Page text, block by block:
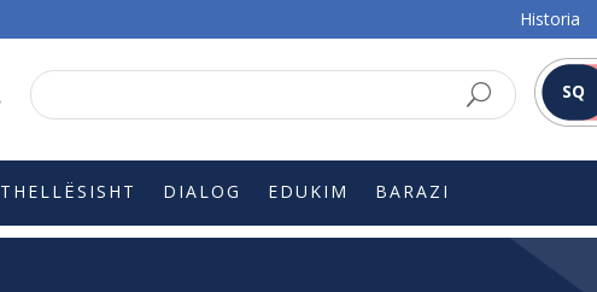
Historia
SQ
THELLËSISHT DIALOG EDUKIM BARAZI